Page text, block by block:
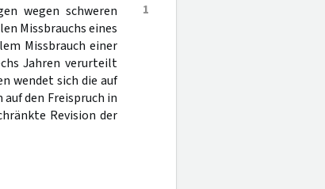
1
wegen schweren
Missbrauchs eines
Missbrauch einer
Jahren verurteilt
wendet sich die auf
den Freispruch in
Revision der